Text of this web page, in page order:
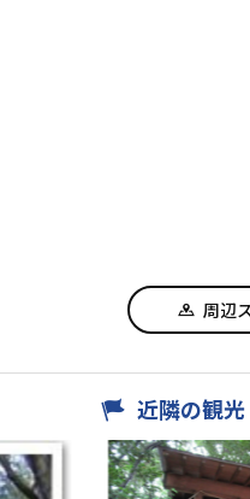
周辺
近隣の観